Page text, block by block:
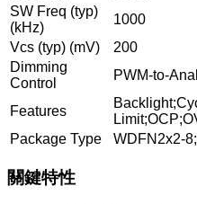
SW Freq (typ)
(kHz)
1000
Vcs (typ) (mV)
200
Dimming
Control
PWM-to-
Features
Package Type
WDFN2x2-
關鍵特性